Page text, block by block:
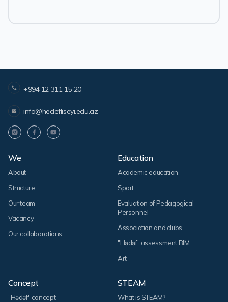
+994 12 311 15 20
info@hedefliseyi.edu.az
We
About
Structure
Our team
Vacancy
Our collaborations
Education
Academic education
Sport
Evaluation of Pedagogical
Personnel
Association and clubs
"Hədəf" assessment BIM
Art
Concept
"Hədəf" concept
STEAM
What is STEAM?